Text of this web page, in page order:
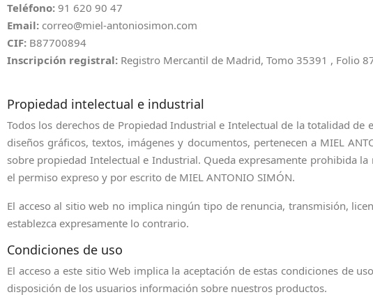
Teléfono: 91 620 90 47
Email: correo@miel-antoniosimon.com
CIF: B87700894
Inscripción registral: Registro Mercantil de Madrid, Tomo 35391 , Folio
Propiedad intelectual e industrial
Todos los derechos de Propiedad Industrial e Intelectual de la totalidad
diseños gráficos, textos, imágenes y documentos, pertenecen a MIEL
sobre propiedad Intelectual e Industrial. Queda expresamente prohibida
el permiso expreso y por escrito de MIEL ANTONIO SIMÓN.
El acceso al sitio web no implica ningún tipo de renuncia, transmisión,
establezca expresamente lo contrario.
Condiciones de uso
El acceso a este sitio Web implica la aceptación de estas condiciones de
disposición de los usuarios información sobre nuestros productos.